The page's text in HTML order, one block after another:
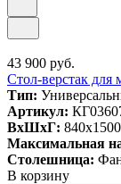
43 900 руб.
Стол-верстак
Тип:
Артикул:
ВxШxГ:
Максимальная
Столешница:
В корзину